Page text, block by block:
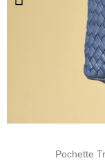
Pochette